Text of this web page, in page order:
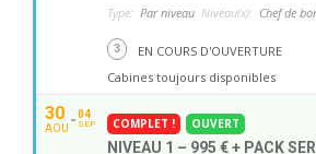
Type: Par niveau Niveau(x): Chef de
3
EN COURS D'OUVERTURE
Cabines toujours disponibles
30
AOU
04
SEP COMPLET ! OUVERT
NIVEAU 1 – 995 € + PACK